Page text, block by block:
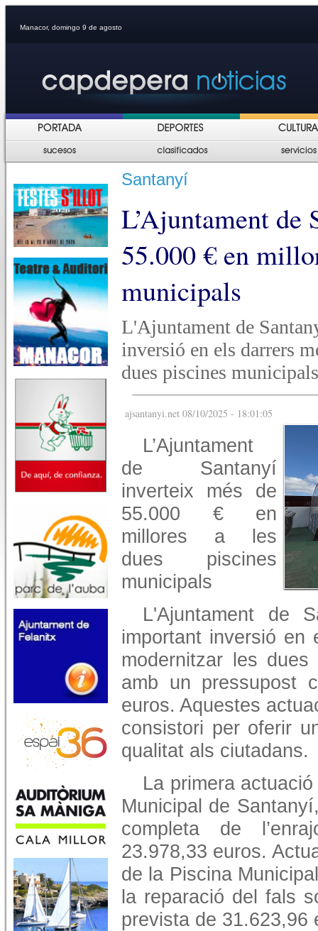
Manacor, domingo 9 de agosto
Santanyí
L’Ajuntament de
55.000 € en
municipals
L'Ajuntament de
inversió en els darrers
dues piscines
ajsantanyi.net 08/10/2025 - 18:01:05
L’Ajuntament
de Santanyí
inverteix més de
55.000 € en
millores a les
dues piscines
municipals
L'Ajuntament de
important inversió en
modernitzar les
amb un pressupost
euros. Aquestes
consistori per oferir
qualitat als ciutadans.
La primera
Municipal de
completa de
23.978,33 euros.
de la Piscina
la reparació del fals
prevista de 31.623,96